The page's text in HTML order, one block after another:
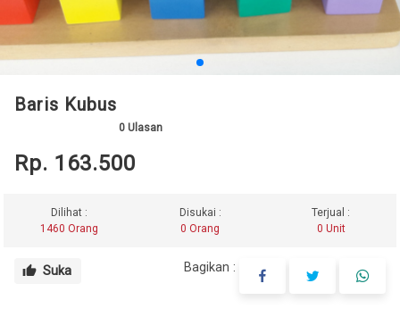
Baris Kubus
0 Ulasan
Rp. 163.500
Dilihat :
1460 Orang
Disukai :
0 Orang
Terjual :
0 Unit
thumb_up Suka Bagikan :